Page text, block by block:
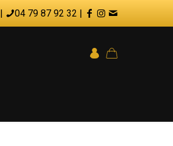
| 04 79 87 92 32 |